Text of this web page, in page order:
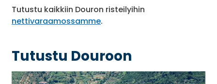
Tutustu kaikkiin Douron risteilyihin
nettivaraamossamme.
Tutustu Douroon